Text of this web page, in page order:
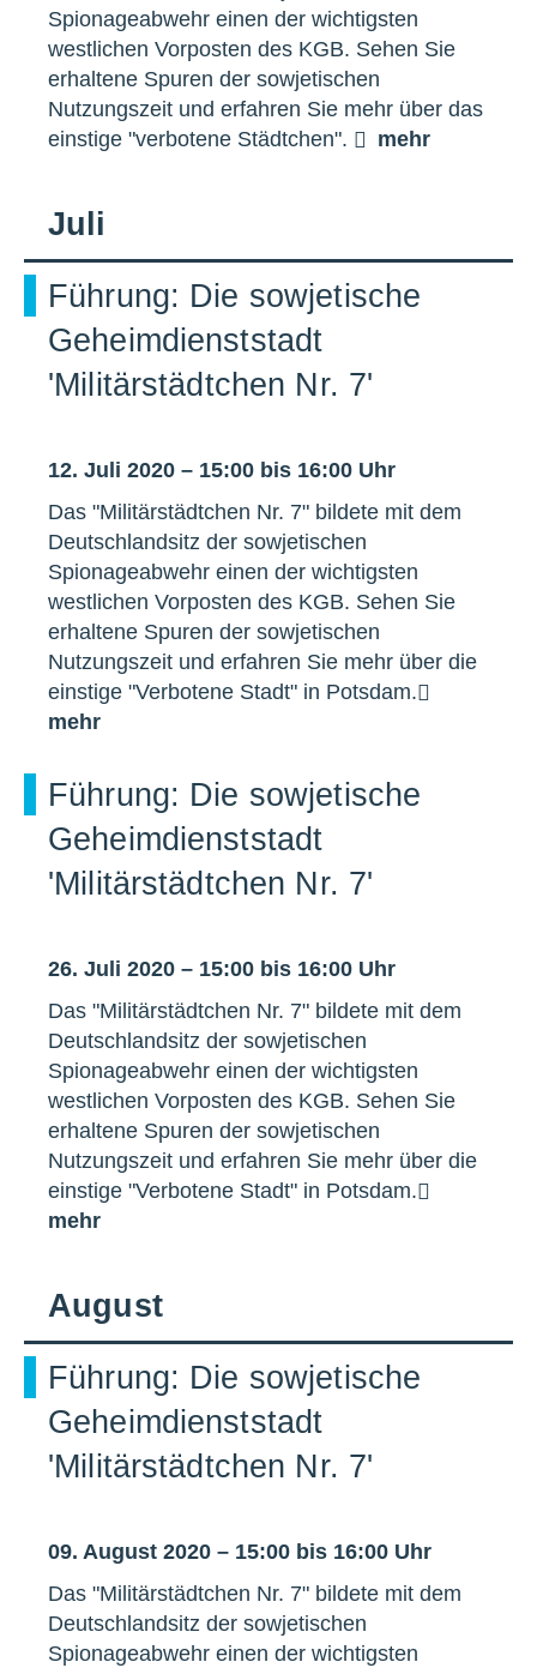
Spionageabwehr einen der wichtigsten
westlichen Vorposten des KGB. Sehen Sie
erhaltene Spuren der sowjetischen
Nutzungszeit und erfahren Sie mehr über das
einstige "verbotene Städtchen".
mehr
Juli
Führung: Die sowjetische
Geheimdienststadt
'Militärstädtchen Nr. 7'
12. Juli 2020 – 15:00 bis 16:00 Uhr
Das "Militärstädtchen Nr. 7" bildete mit dem
Deutschlandsitz der sowjetischen
Spionageabwehr einen der wichtigsten
westlichen Vorposten des KGB. Sehen Sie
erhaltene Spuren der sowjetischen
Nutzungszeit und erfahren Sie mehr über die
einstige "Verbotene Stadt" in Potsdam.
mehr
Führung: Die sowjetische
Geheimdienststadt
'Militärstädtchen Nr. 7'
26. Juli 2020 – 15:00 bis 16:00 Uhr
Das "Militärstädtchen Nr. 7" bildete mit dem
Deutschlandsitz der sowjetischen
Spionageabwehr einen der wichtigsten
westlichen Vorposten des KGB. Sehen Sie
erhaltene Spuren der sowjetischen
Nutzungszeit und erfahren Sie mehr über die
einstige "Verbotene Stadt" in Potsdam.
mehr
August
Führung: Die sowjetische
Geheimdienststadt
'Militärstädtchen Nr. 7'
09. August 2020 – 15:00 bis 16:00 Uhr
Das "Militärstädtchen Nr. 7" bildete mit dem
Deutschlandsitz der sowjetischen
Spionageabwehr einen der wichtigsten